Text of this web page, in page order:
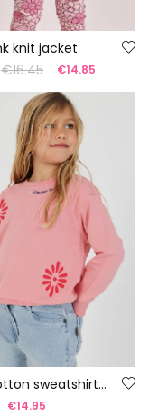
knit jacket
€16.45 €14.85
Girl?s cotton sweatshirt in salmon
€14.95